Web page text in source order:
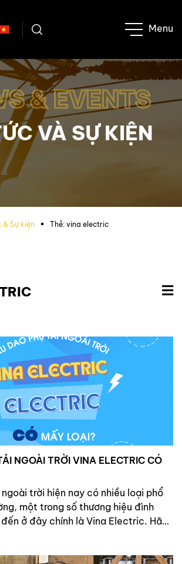
VÀ SỰ KIỆN
& EVENTS
& Sự kiện Thẻ: vina electric
NGOÀI TRỜI VINA ELECTRIC CÓ
trời hiện nay có nhiều loại phổ
một trong số thương hiệu đình
ở đây chính là Vina Electric. Hãy
hiểu xem cầu dao phụ tải ngoài